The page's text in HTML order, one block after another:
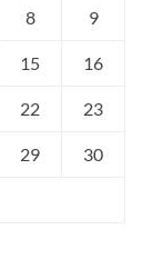
8 9
15 16
22 23
29 30